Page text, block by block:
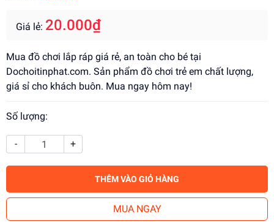
Giá lẻ: 20.000₫
Mua đồ chơi lắp ráp giá rẻ, an toàn cho bé tại
Dochoitinphat.com. Sản phẩm đồ chơi trẻ em chất lượng,
giá sỉ cho khách buôn. Mua ngay hôm nay!
Số lượng:
- +
THÊM VÀO GIỎ HÀNG
MUA NGAY